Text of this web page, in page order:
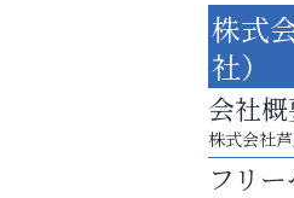
あなたら
アク
株式
社）
会社
株式会社
フリ